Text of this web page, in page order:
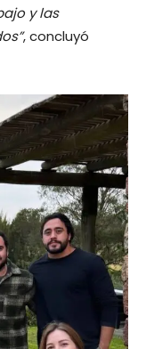
y las
, concluyó